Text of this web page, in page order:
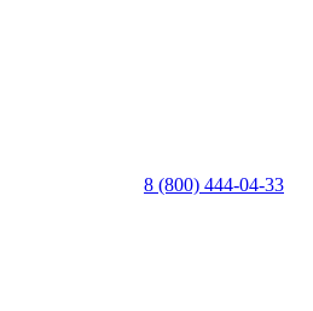
8 (800) 444-04-33